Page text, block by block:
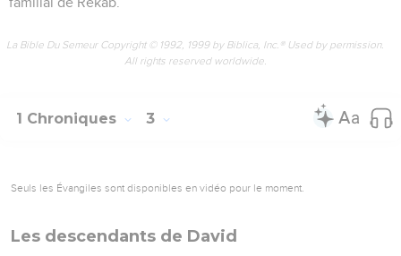
La Bible Du Semeur Copyright © 1992, 1999 by Biblica, Inc.® Used by permission.
All rights reserved worldwide.
1 Chroniques 3
Seuls les Évangiles sont disponibles en vidéo pour le moment.
Les descendants de David